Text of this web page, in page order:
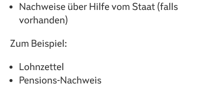
Nachweise über Hilfe vom Staat (falls
vorhanden)
Zum Beispiel:
Lohnzettel
Pensions-Nachweis